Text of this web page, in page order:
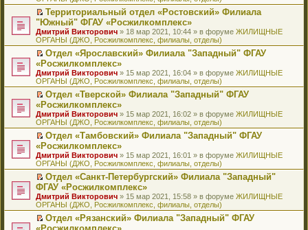
щ
е
н
и
ю
у
с
о
о
б
щ
е
н
ю
а
н
н
о
м
у
с
о
б
щ
е
н
ю
р
о
ч
и
т
а
н
н
м
у
с
о
б
щ
е
н
ю
м
у
н
е
п
р
о
ч
т
а
н
н
м
у
с
о
б
щ
е
н
и
ю
п
е
р
в
о
м
у
н
п
р
о
ч
т
а
н
н
м
у
с
о
о
б
щ
е
н
е
й
т
и
к
п
е
р
о
м
у
н
п
р
о
ч
т
а
н
н
о
м
у
с
о
П
е
р
е
й
т
к
п
е
р
о
м
у
н
п
р
о
ч
и
т
а
н
н
Территориальный отдел «Ростовский» Филиала
"Южный" ФГАУ «Росжилкомплекс»
Дмитрий Викторович » 18 мар 2021, 10:44 » в форуме ЖИЛИЩНЫЕ
ОРГАНЫ (ДЖО, Росжилкомплекс, филиалы, отделы)
П
р
е
й
т
к
п
е
р
о
м
у
н
е
п
р
о
ч
Отдел «Ярославский» Филиала "Западный" ФГАУ
«Росжилкомплекс»
Дмитрий Викторович » 15 мар 2021, 16:04 » в форуме ЖИЛИЩНЫЕ
ОРГАНЫ (ДЖО, Росжилкомплекс, филиалы, отделы)
П
р
е
й
т
к
п
е
р
в
о
м
у
н
Отдел «Тверской» Филиала "Западный" ФГАУ
«Росжилкомплекс»
Дмитрий Викторович » 15 мар 2021, 16:02 » в форуме ЖИЛИЩНЫЕ
ОРГАНЫ (ДЖО, Росжилкомплекс, филиалы, отделы)
П
р
е
й
т
и
к
п
е
р
Отдел «Тамбовский» Филиала "Западный" ФГАУ
«Росжилкомплекс»
Дмитрий Викторович » 15 мар 2021, 16:01 » в форуме ЖИЛИЩНЫЕ
ОРГАНЫ (ДЖО, Росжилкомплекс, филиалы, отделы)
П
е
р
е
й
т
Отдел «Санкт-Петербургский» Филиала "Западный"
ФГАУ «Росжилкомплекс»
Дмитрий Викторович » 15 мар 2021, 15:58 » в форуме ЖИЛИЩНЫЕ
ОРГАНЫ (ДЖО, Росжилкомплекс, филиалы, отделы)
П
Отдел «Рязанский» Филиала "Западный" ФГАУ
«Росжилкомплекс»